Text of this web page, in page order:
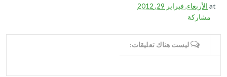
at الأربعاء, فبراير 29, 2012
مشاركة
ليست هناك تعليقات:
WRITE COMMENTS